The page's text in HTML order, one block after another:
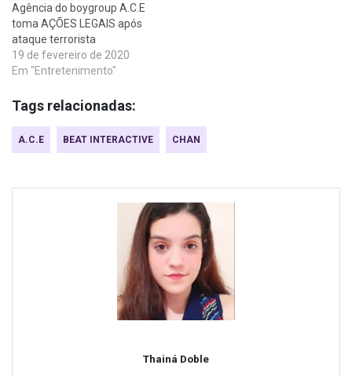
Agência do boygroup A.C.E
toma AÇÕES LEGAIS após
ataque terrorista
19 de fevereiro de 2020
Em "Entretenimento"
Tags relacionadas:
A.C.E BEAT INTERACTIVE CHAN
Thainá Doble